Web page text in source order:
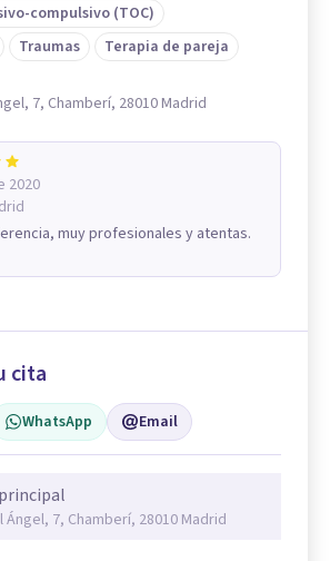
compulsivo (TOC)
Traumas Terapia de pareja
7, Chamberí, 28010 Madrid
2020
muy profesionales y atentas.
cita
WhatsApp Email
Ángel, 7, Chamberí, 28010 Madrid